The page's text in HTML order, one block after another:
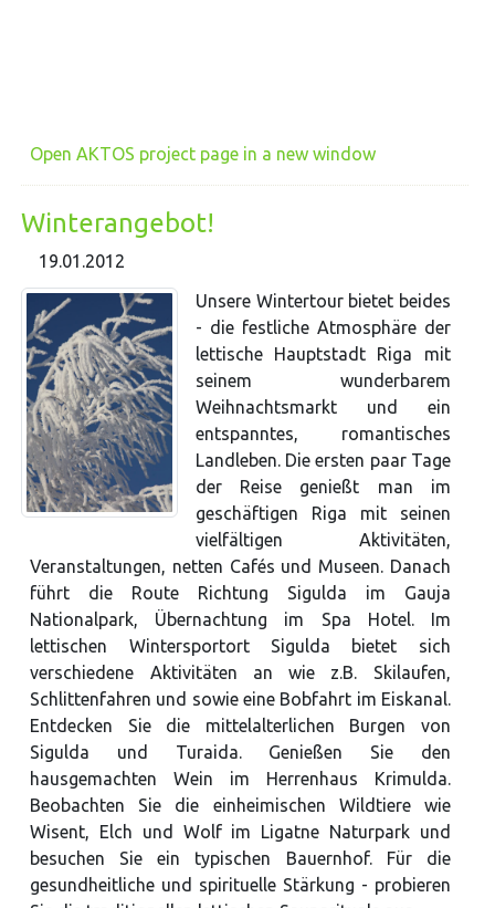
Open AKTOS project page in a new window
Winterangebot!
19.01.2012
Unsere Wintertour bietet beides
- die festliche Atmosphäre der
lettische Hauptstadt Riga mit
seinem wunderbarem
Weihnachtsmarkt und ein
entspanntes, romantisches
Landleben. Die ersten paar Tage
der Reise genießt man im
geschäftigen Riga mit seinen
vielfältigen Aktivitäten,
Veranstaltungen, netten Cafés und Museen. Danach
führt die Route Richtung Sigulda im Gauja
Nationalpark, Übernachtung im Spa Hotel. Im
lettischen Wintersportort Sigulda bietet sich
verschiedene Aktivitäten an wie z.B. Skilaufen,
Schlittenfahren und sowie eine Bobfahrt im Eiskanal.
Entdecken Sie die mittelalterlichen Burgen von
Sigulda und Turaida. Genießen Sie den
hausgemachten Wein im Herrenhaus Krimulda.
Beobachten Sie die einheimischen Wildtiere wie
Wisent, Elch und Wolf im Ligatne Naturpark und
besuchen Sie ein typischen Bauernhof. Für die
gesundheitliche und spirituelle Stärkung - probieren